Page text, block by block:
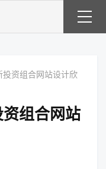
投资组合网站设计欣
资组合网站